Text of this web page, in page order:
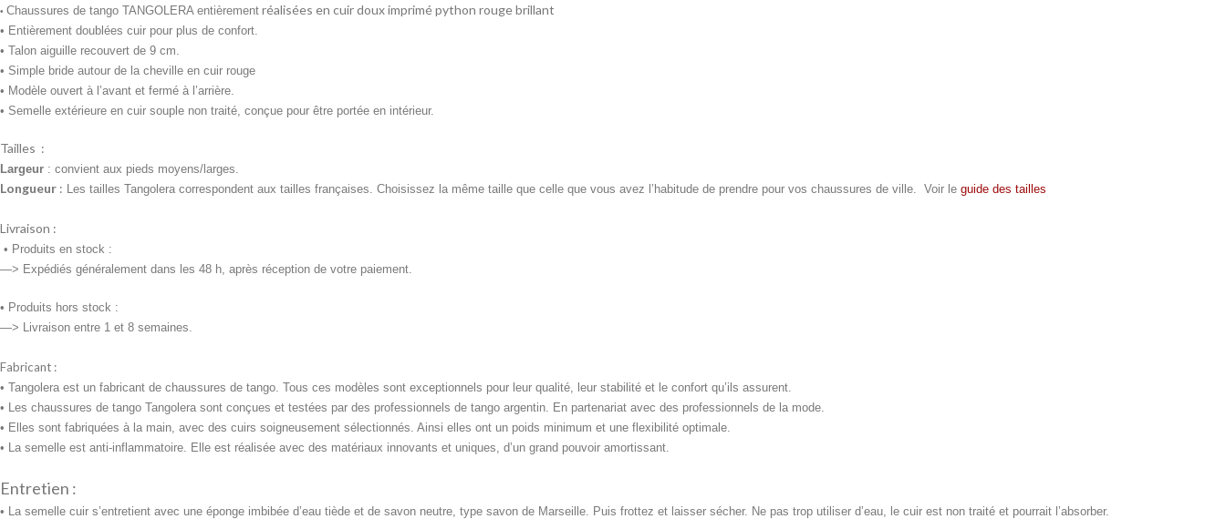
• Chaussures de tango TANGOLERA entièrement réalisées en cuir doux imprimé python rouge brillant
• Entièrement doublées cuir pour plus de confort.
• Talon aiguille recouvert de 9 cm.
• Simple bride autour de la cheville en cuir rouge
• Modèle ouvert à l’avant et fermé à l’arrière.
• Semelle extérieure en cuir souple non traité, conçue pour être portée en intérieur.
Tailles :
Largeur : convient aux pieds moyens/larges.
Longueur : Les tailles Tangolera correspondent aux tailles françaises. Choisissez la même taille que celle que vous avez l’habitude de prendre pour vos chaussures de ville. Voir le guide des tailles
Livraison :
• Produits en stock :
—> Expédiés généralement dans les 48 h, après réception de votre paiement.
• Produits hors stock :
—> Livraison entre 1 et 8 semaines.
Fabricant :
• Tangolera est un fabricant de chaussures de tango. Tous ces modèles sont exceptionnels pour leur qualité, leur stabilité et le confort qu’ils assurent.
• Les chaussures de tango Tangolera sont conçues et testées par des professionnels de tango argentin. En partenariat avec des professionnels de la mode.
• Elles sont fabriquées à la main, avec des cuirs soigneusement sélectionnés. Ainsi elles ont un poids minimum et une flexibilité optimale.
• La semelle est anti-inflammatoire. Elle est réalisée avec des matériaux innovants et uniques, d’un grand pouvoir amortissant.
Entretien :
• La semelle cuir s’entretient avec une éponge imbibée d’eau tiède et de savon neutre, type savon de Marseille. Puis frottez et laisser sécher. Ne pas trop utiliser d’eau, le cuir est non traité et pourrait l’absorber.